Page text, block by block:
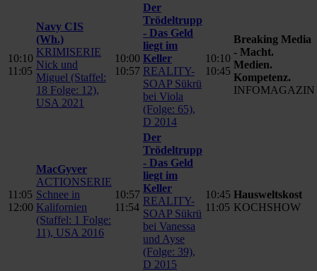
10:10
11:05
Navy CIS
(Wh.)
KRIMISERIE
Nick und
Miguel (Staffel:
18 Folge: 12),
USA 2021
10:00
10:57
Der
Trödeltrupp
- Das Geld
liegt im
Keller
REALITY-
SOAP Sükrü
bei Viola
(Folge: 65),
D 2014
10:10
10:45
Breaking Media
- Macht.
Medien.
Kompetenz.
INFOMAGAZIN
11:05
12:00
MacGyver
ACTIONSERIE
Schnee in
Kalifornien
(Staffel: 1 Folge:
11), USA 2016
10:57
11:54
Der
Trödeltrupp
- Das Geld
liegt im
Keller
REALITY-
SOAP Sükrü
bei Vanessa
und Ayse
(Folge: 39),
D 2015
10:45
11:05
Hausweltskost
KOCHSHOW